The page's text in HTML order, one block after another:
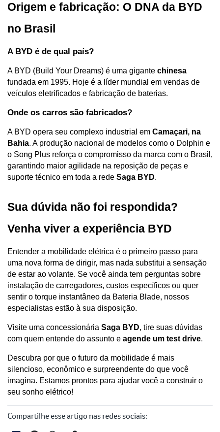
Origem e fabricação: O DNA da BYD
no Brasil
A BYD é de qual país?
A BYD (Build Your Dreams) é uma gigante chinesa
fundada em 1995. Hoje é a líder mundial em vendas de
veículos eletrificados e fabricação de baterias.
Onde os carros são fabricados?
A BYD opera seu complexo industrial em Camaçari, na
Bahia. A produção nacional de modelos como o Dolphin e
o Song Plus reforça o compromisso da marca com o Brasil,
garantindo maior agilidade na reposição de peças e
suporte técnico em toda a rede Saga BYD.
Sua dúvida não foi respondida?
Venha viver a experiência BYD
Entender a mobilidade elétrica é o primeiro passo para
uma nova forma de dirigir, mas nada substitui a sensação
de estar ao volante. Se você ainda tem perguntas sobre
instalação de carregadores, custos específicos ou quer
sentir o torque instantâneo da Bateria Blade, nossos
especialistas estão à sua disposição.
Visite uma concessionária Saga BYD, tire suas dúvidas
com quem entende do assunto e agende um test drive.
Descubra por que o futuro da mobilidade é mais
silencioso, econômico e surpreendente do que você
imagina. Estamos prontos para ajudar você a construir o
seu sonho elétrico!
Compartilhe esse artigo nas redes sociais: